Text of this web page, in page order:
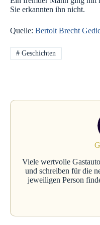
Sie erkannten ihn nicht.
Quelle: Bertolt Brecht
#Geschichten
Viele wertvolle
und schreiben für die
jeweiligen Person